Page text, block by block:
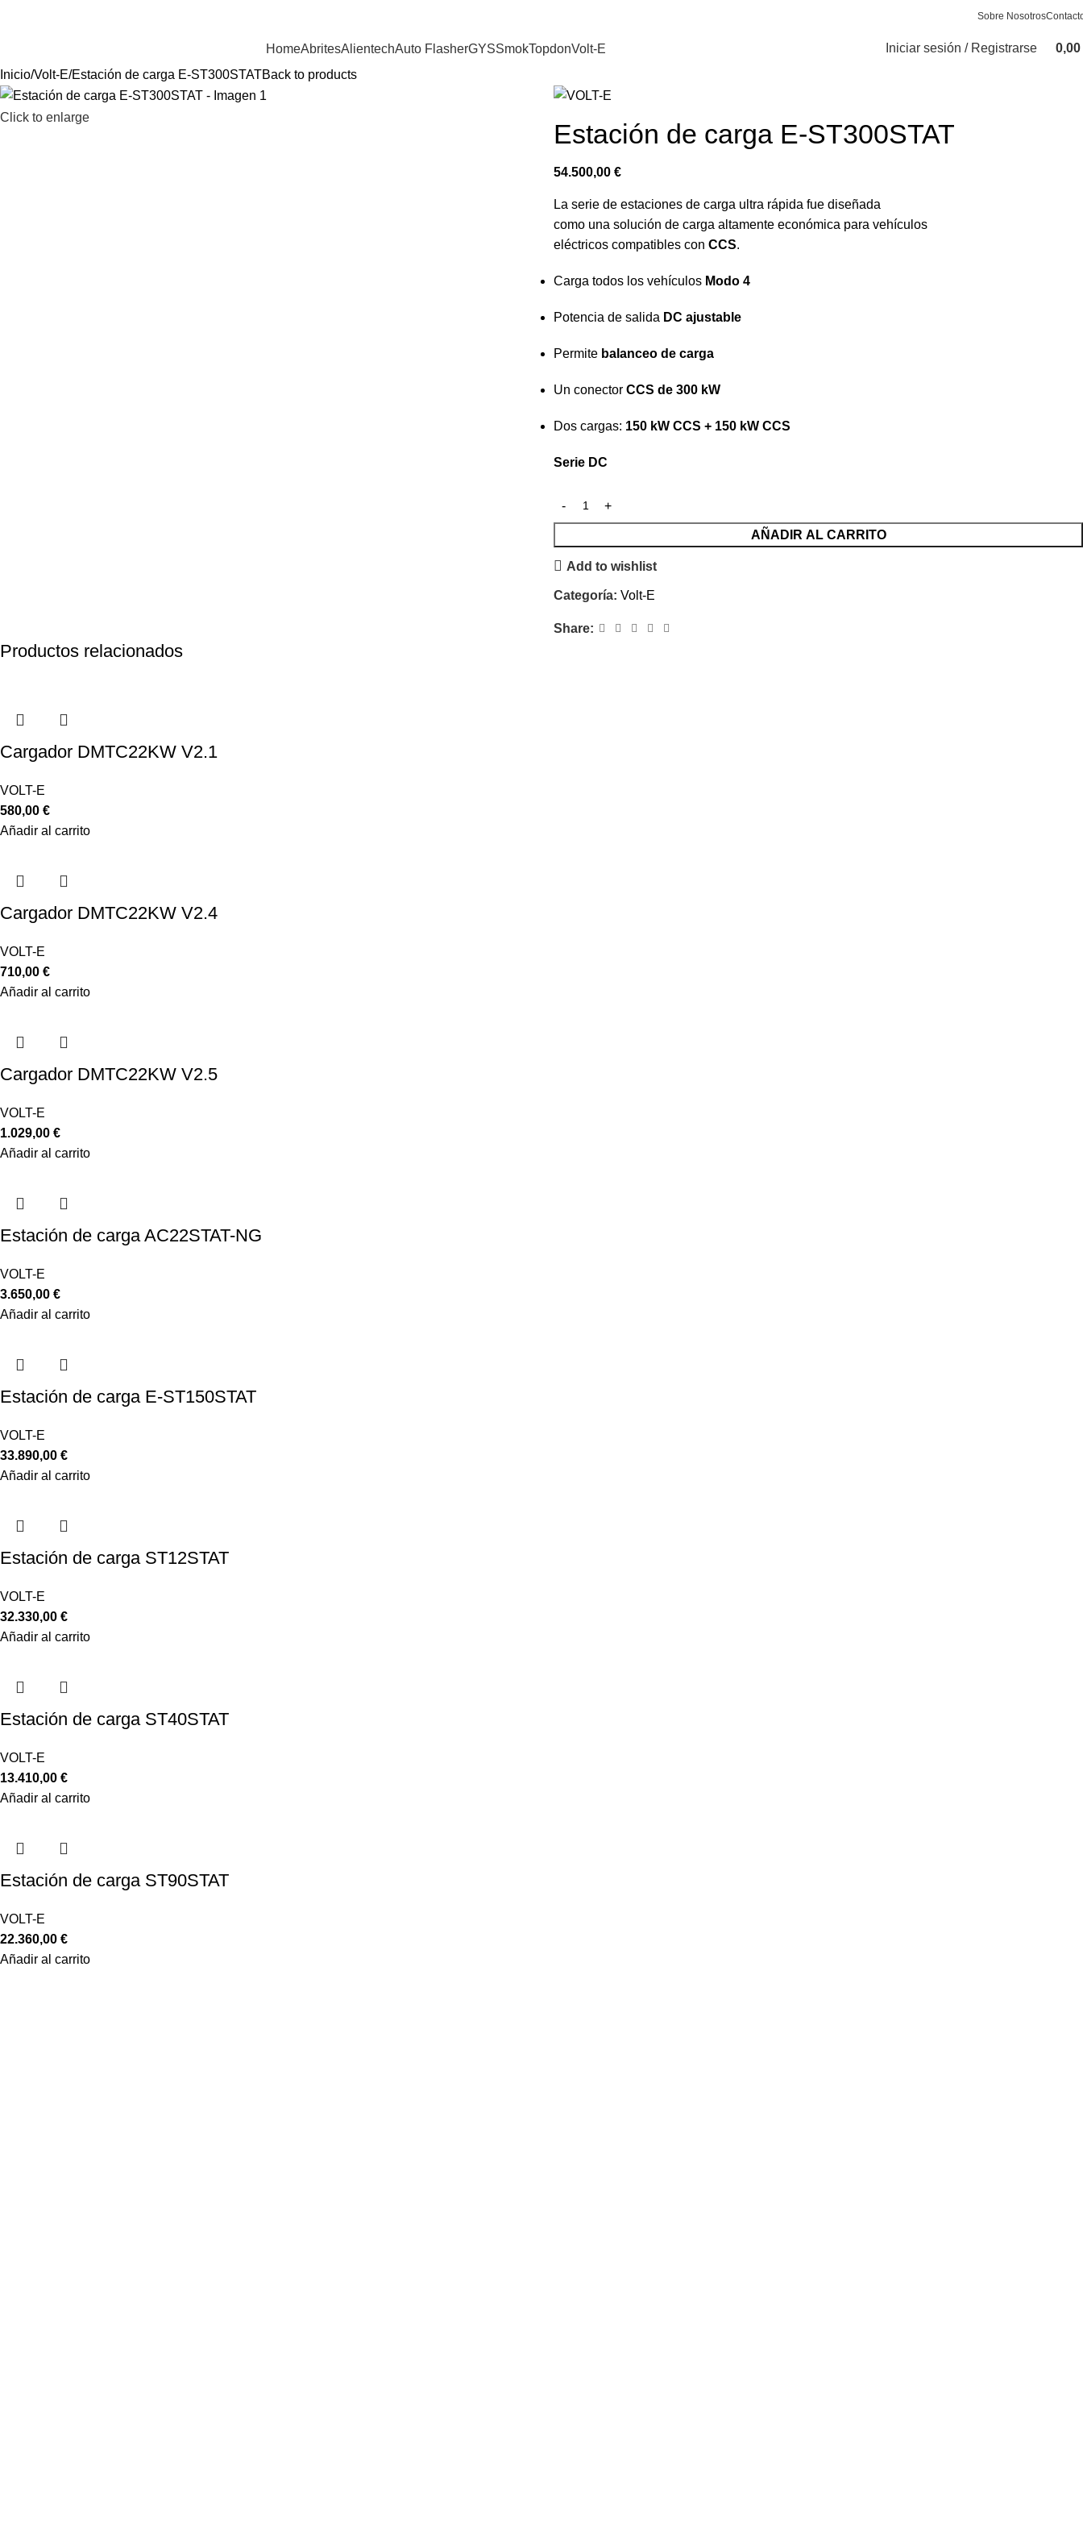
Sobre Nosotros
HomeAbritesAlientechAuto FlasherGYSSmokTopdonVolt-E Iniciar sesión / Registrarse
0,00
Inicio Volt-E Estación de carga E-ST300STATBack to products
Click to enlarge
Estación de carga E-ST300STAT
54.500,00 €
La serie de estaciones de carga ultra rápida fue diseñada
como una solución de carga altamente económica para vehículos
eléctricos compatibles con CCS.
Carga todos los vehículos Modo 4
Potencia de salida DC ajustable
Permite balanceo de carga
Un conector CCS de 300 kW
Dos cargas: 150 kW CCS + 150 kW CCS
Serie DC
AÑADIR AL CARRITO
Add to wishlist
Categoría: Volt-E
Share:
Productos relacionados
Cargador DMTC22KW V2.1
VOLT-E
580,00 €
Añadir al carrito
Cargador DMTC22KW V2.4
VOLT-E
710,00 €
Añadir al carrito
Cargador DMTC22KW V2.5
VOLT-E
1.029,00 €
Añadir al carrito
Estación de carga AC22STAT-NG
VOLT-E
3.650,00 €
Añadir al carrito
Estación de carga E-ST150STAT
VOLT-E
33.890,00 €
Añadir al carrito
Estación de carga ST12STAT
VOLT-E
32.330,00 €
Añadir al carrito
Estación de carga ST40STAT
VOLT-E
13.410,00 €
Añadir al carrito
Estación de carga ST90STAT
VOLT-E
22.360,00 €
Añadir al carrito